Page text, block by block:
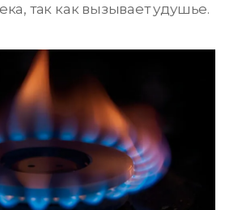
так как вызывает удушье.